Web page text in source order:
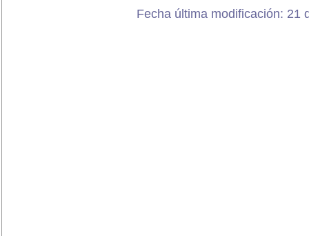
Fecha última modificación: 21